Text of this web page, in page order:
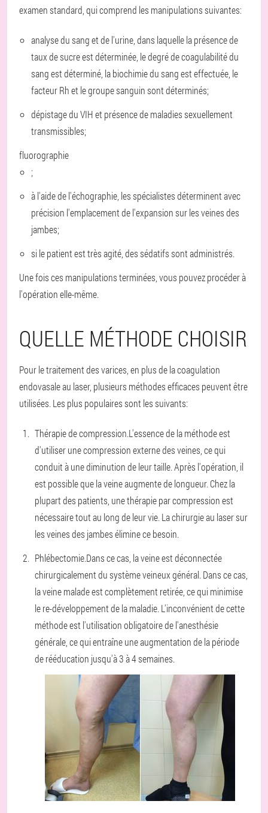
examen standard, qui comprend les manipulations suivantes:
analyse du sang et de l'urine, dans laquelle la présence de
taux de sucre est déterminée, le degré de coagulabilité du
sang est déterminé, la biochimie du sang est effectuée, le
facteur Rh et le groupe sanguin sont déterminés;
dépistage du VIH et présence de maladies sexuellement
transmissibles;
fluorographie
;
à l'aide de l'échographie, les spécialistes déterminent avec
précision l'emplacement de l'expansion sur les veines des
jambes;
si le patient est très agité, des sédatifs sont administrés.
Une fois ces manipulations terminées, vous pouvez procéder à
l'opération elle-même.
QUELLE MÉTHODE CHOISIR
Pour le traitement des varices, en plus de la coagulation
endovasale au laser, plusieurs méthodes efficaces peuvent être
utilisées. Les plus populaires sont les suivants:
Thérapie de compression.L'essence de la méthode est
d'utiliser une compression externe des veines, ce qui
conduit à une diminution de leur taille. Après l'opération, il
est possible que la veine augmente de longueur. Chez la
plupart des patients, une thérapie par compression est
nécessaire tout au long de leur vie. La chirurgie au laser sur
les veines des jambes élimine ce besoin.
Phlébectomie.Dans ce cas, la veine est déconnectée
chirurgicalement du système veineux général. Dans ce cas,
la veine malade est complètement retirée, ce qui minimise
le re-développement de la maladie. L'inconvénient de cette
méthode est l'utilisation obligatoire de l'anesthésie
générale, ce qui entraîne une augmentation de la période
de rééducation jusqu'à 3 à 4 semaines.